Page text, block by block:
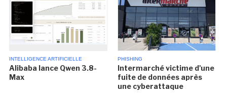
INTELLIGENCE ARTIFICIELLE
Alibaba lance Qwen 3.8-
Max
PHISHING
Intermarché victime d'une
fuite de données après
une cyberattaque